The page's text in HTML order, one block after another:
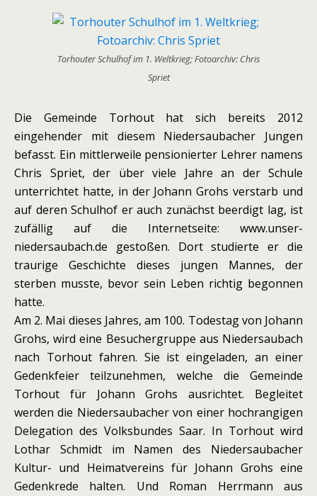
Torhouter Schulhof im 1. Weltkrieg; Fotoarchiv: Chris
Spriet
Die Gemeinde Torhout hat sich bereits 2012
eingehender mit diesem Niedersaubacher Jungen
befasst. Ein mittlerweile pensionierter Lehrer namens
Chris Spriet, der über viele Jahre an der Schule
unterrichtet hatte, in der Johann Grohs verstarb und
auf deren Schulhof er auch zunächst beerdigt lag, ist
zufällig auf die Internetseite: www.unser-
niedersaubach.de gestoßen. Dort studierte er die
traurige Geschichte dieses jungen Mannes, der
sterben musste, bevor sein Leben richtig begonnen
hatte.
Am 2. Mai dieses Jahres, am 100. Todestag von Johann
Grohs, wird eine Besuchergruppe aus Niedersaubach
nach Torhout fahren. Sie ist eingeladen, an einer
Gedenkfeier teilzunehmen, welche die Gemeinde
Torhout für Johann Grohs ausrichtet. Begleitet
werden die Niedersaubacher von einer hochrangigen
Delegation des Volksbundes Saar. In Torhout wird
Lothar Schmidt im Namen des Niedersaubacher
Kultur- und Heimatvereins für Johann Grohs eine
Gedenkrede halten. Und Roman Herrmann aus